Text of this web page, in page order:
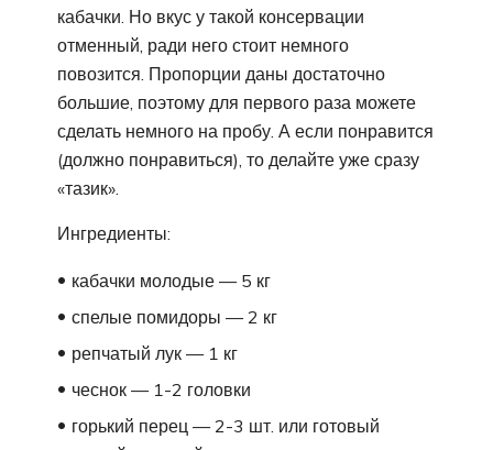
кабачки. Но вкус у такой консервации
отменный, ради него стоит немного
повозится. Пропорции даны достаточно
большие, поэтому для первого раза можете
сделать немного на пробу. А если понравится
(должно понравиться), то делайте уже сразу
«тазик».
Ингредиенты:
кабачки молодые — 5 кг
спелые помидоры — 2 кг
репчатый лук — 1 кг
чеснок — 1-2 головки
горький перец — 2-3 шт. или готовый